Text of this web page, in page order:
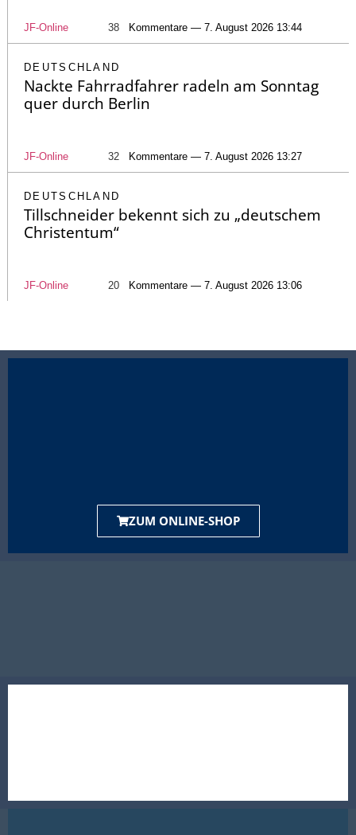
JF-Online 38 Kommentare — 7. August 2026 13:44
DEUTSCHLAND
Nackte Fahrradfahrer radeln am Sonntag
quer durch Berlin
JF-Online 32 Kommentare — 7. August 2026 13:27
DEUTSCHLAND
Tillschneider bekennt sich zu „deutschem
Christentum“
JF-Online 20 Kommentare — 7. August 2026 13:06
ZUM ONLINE-SHOP